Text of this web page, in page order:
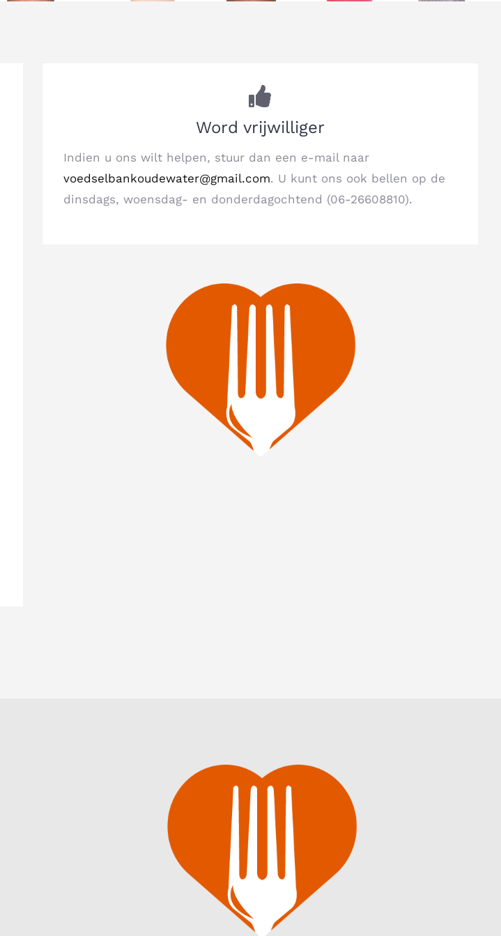
Word vrijwilliger
Indien u ons wilt helpen, stuur dan een e-mail naar
voedselbankoudewater@gmail.com. U kunt ons ook bellen op de
dinsdags, woensdag- en donderdagochtend (06-26608810).